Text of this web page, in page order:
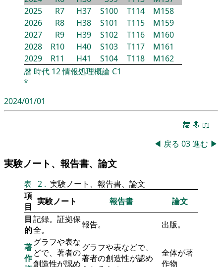
2025
R7 H37 S100 T114
M158
2026
R8 H38 S101 T115
M159
2027
R9 H39 S102 T116
M160
2028
R10 H40 S103 T117
M161
2029
R11 H41 S104 T118
M162
暦 時代 12情報処理概論 C1
*
2024/01/01
🔚 🔝 📖
◀ 戻る 03進む ▶
実験ノート、報告書、論文
表 2 . 実験ノート、報告書、論文
項
目 実験ノート 報告書
論文
目
的
記録。証拠保
全。
報告。 出版。
著
作
グラフや表な
どで、著者の
創造性が認め
グラフや表などで、
著者の創造性が認め
全体が著
作物